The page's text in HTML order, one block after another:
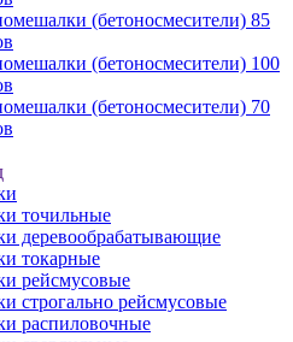
(бетоносмесители) 85
(бетоносмесители) 100
(бетоносмесители) 70
точильные
деревообрабатывающие
токарные
рейсмусовые
строгально рейсмусовые
распиловочные